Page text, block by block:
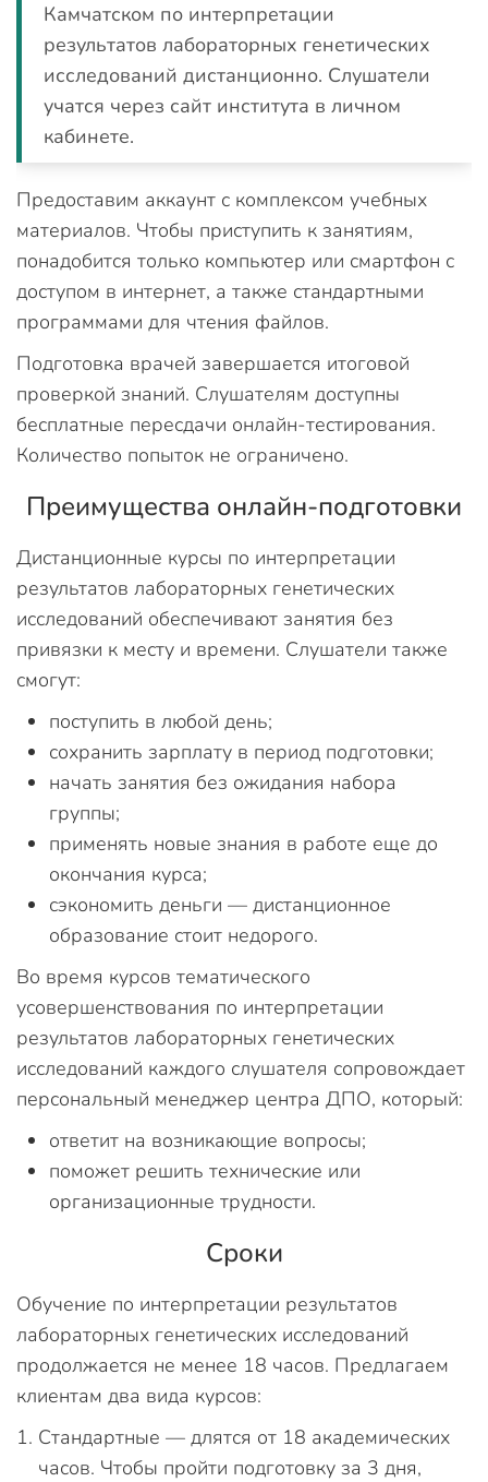
Камчатском по интерпретации
результатов лабораторных генетических
исследований дистанционно. Слушатели
учатся через сайт института в личном
кабинете.
Предоставим аккаунт с комплексом учебных
материалов. Чтобы приступить к занятиям,
понадобится только компьютер или смартфон с
доступом в интернет, а также стандартными
программами для чтения файлов.
Подготовка врачей завершается итоговой
проверкой знаний. Слушателям доступны
бесплатные пересдачи онлайн-тестирования.
Количество попыток не ограничено.
Преимущества онлайн-подготовки
Дистанционные курсы по интерпретации
результатов лабораторных генетических
исследований обеспечивают занятия без
привязки к месту и времени. Слушатели также
смогут:
поступить в любой день;
сохранить зарплату в период подготовки;
начать занятия без ожидания набора
группы;
применять новые знания в работе еще до
окончания курса;
сэкономить деньги — дистанционное
образование стоит недорого.
Во время курсов тематического
усовершенствования по интерпретации
результатов лабораторных генетических
исследований каждого слушателя сопровождает
персональный менеджер центра ДПО, который:
ответит на возникающие вопросы;
поможет решить технические или
организационные трудности.
Сроки
Обучение по интерпретации результатов
лабораторных генетических исследований
продолжается не менее 18 часов. Предлагаем
клиентам два вида курсов:
Стандартные — длятся от 18 академических
часов. Чтобы пройти подготовку за 3 дня,